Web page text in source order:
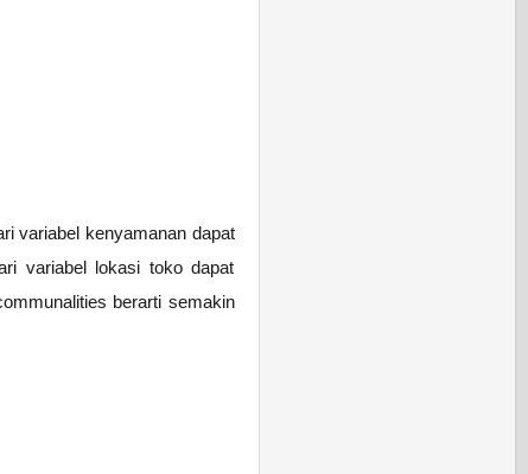
variabel kenyamanan dapat
variabel lokasi toko dapat
berarti semakin